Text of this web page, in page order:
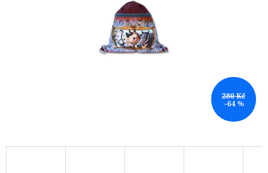
280 Kč
–64 %